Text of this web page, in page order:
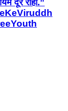
दूर राहा.”